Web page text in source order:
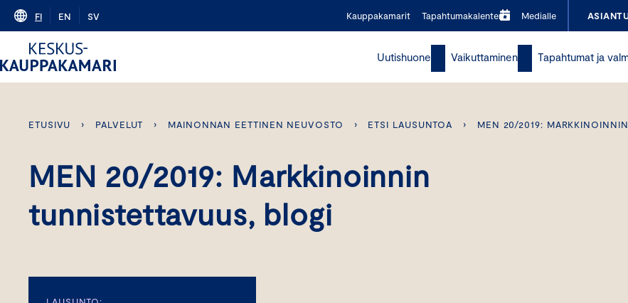
Skip
content
FI EN SV Kauppakamarit Tapahtumakalenteri Medialle
Uutishuone Vaikuttaminen Tapahtumat ja
ETUSIVU › PALVELUT › MAINONNAN EETTINEN NEUVOSTO › ETSI LAUSUNTOA › MEN 20/2019:
MEN 20/2019: Markkinoinnin
tunnistettavuus, blogi